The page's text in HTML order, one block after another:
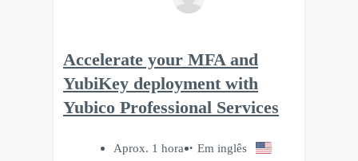
Accelerate your MFA and
YubiKey deployment with
Yubico Professional Services
Aprox. 1 hora Em inglês